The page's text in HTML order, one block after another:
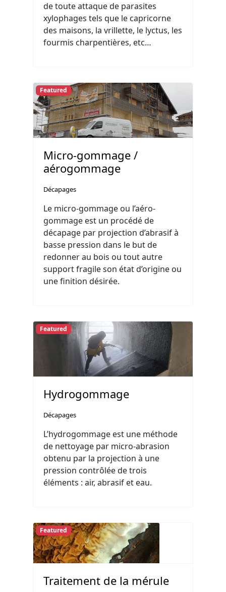
de toute attaque de parasites
xylophages tels que le capricorne
des maisons, la vrillette, le lyctus, les
fourmis charpentières, etc…
Featured
Micro-gommage /
aérogommage
Décapages
Le micro-gommage ou l’aéro-
gommage est un procédé de
décapage par projection d’abrasif à
basse pression dans le but de
redonner au bois ou tout autre
support fragile son état d’origine ou
une finition désirée.
Featured
Hydrogommage
Décapages
L’hydrogommage est une méthode
de nettoyage par micro-abrasion
obtenu par la projection à une
pression contrôlée de trois
éléments : air, abrasif et eau.
Featured
Traitement de la mérule